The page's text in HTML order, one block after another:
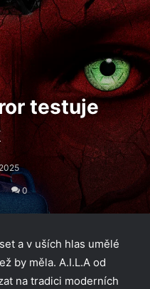
testuje
0
a v uších hlas umělé
by měla. A.I.L.A od
na tradici moderních